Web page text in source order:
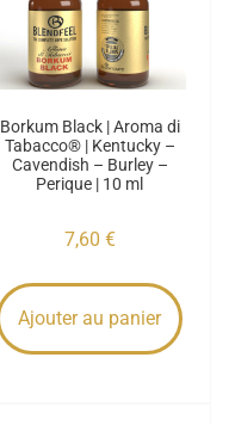
Borkum Black | Aroma di
Tabacco® | Kentucky –
Cavendish – Burley –
Perique | 10 ml
7,60 €
Ajouter au panier